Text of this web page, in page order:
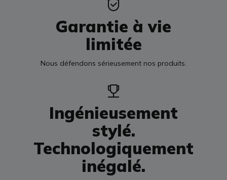
Garantie à vie
limitée
Nous défendons sérieusement nos produits.
Ingénieusement
stylé.
Technologiquement
inégalé.